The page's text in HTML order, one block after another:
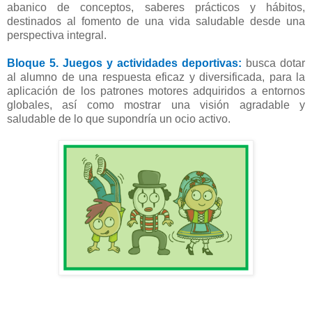
abanico de conceptos, saberes prácticos y hábitos,
destinados al fomento de una vida saludable desde una
perspectiva integral.
Bloque 5. Juegos y actividades deportivas: busca dotar
al alumno de una respuesta eficaz y diversificada, para la
aplicación de los patrones motores adquiridos a entornos
globales, así como mostrar una visión agradable y
saludable de lo que supondría un ocio activo.